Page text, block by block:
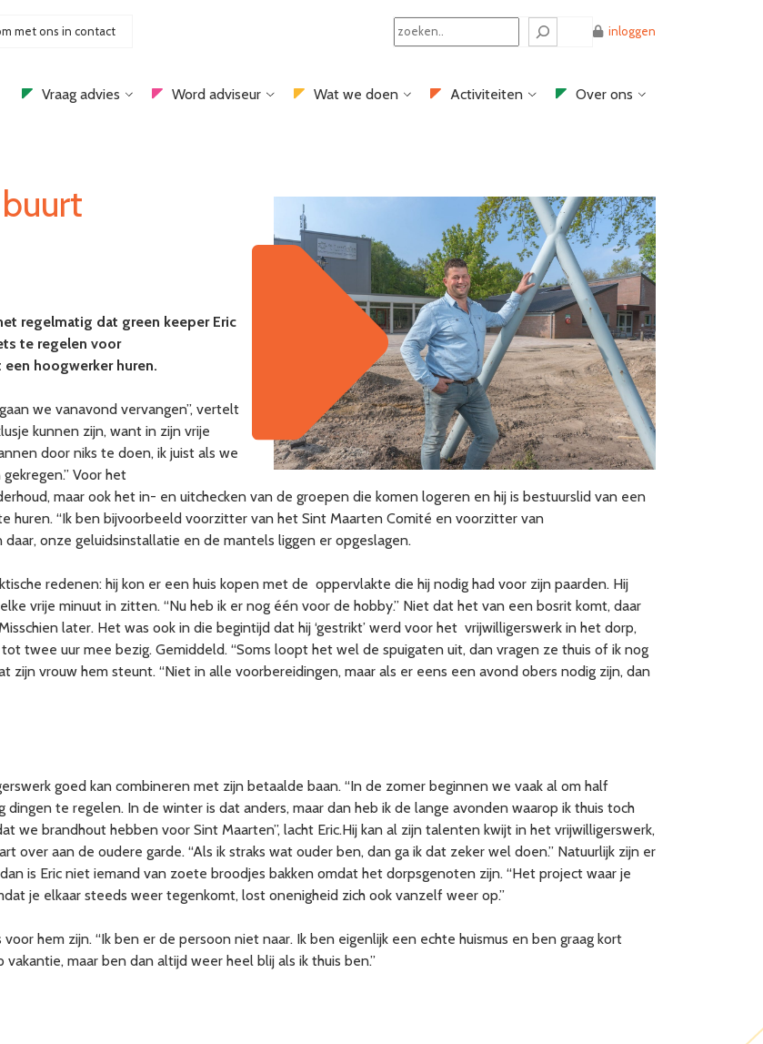
met ons in contact
Search
inloggen
Vraag advies Word adviseur Wat we doen Activiteiten Over ons
regelmatig dat green keeper Eric
te regelen voor
een hoogwerker huren.
we vanavond vervangen”, vertelt
kunnen zijn, want in zijn vrije
door niks te doen, ik juist als we
Voor het
maar ook het in- en uitchecken van de groepen die komen logeren en hij is bestuurslid van een
huren. “Ik ben bijvoorbeeld voorzitter van het Sint Maarten Comité en voorzitter van
onze geluidsinstallatie en de mantels liggen er opgeslagen.
redenen: hij kon er een huis kopen met de oppervlakte die hij nodig had voor zijn paarden. Hij
vrije minuut in zitten. “Nu heb ik er nog één voor de hobby.” Niet dat het van een bosrit komt, daar
later. Het was ook in die begintijd dat hij ‘gestrikt’ werd voor het vrijwilligerswerk in het dorp,
twee uur mee bezig. Gemiddeld. “Soms loopt het wel de spuigaten uit, dan vragen ze thuis of ik nog
zijn vrouw hem steunt. “Niet in alle voorbereidingen, maar als er eens een avond obers nodig zijn, dan
goed kan combineren met zijn betaalde baan. “In de zomer beginnen we vaak al om half
te regelen. In de winter is dat anders, maar dan heb ik de lange avonden waarop ik thuis toch
we brandhout hebben voor Sint Maarten”, lacht Eric.Hij kan al zijn talenten kwijt in het vrijwilligerswerk,
over aan de oudere garde. “Als ik straks wat ouder ben, dan ga ik dat zeker wel doen.” Natuurlijk zijn er
is Eric niet iemand van zoete broodjes bakken omdat het dorpsgenoten zijn. “Het project waar je
je elkaar steeds weer tegenkomt, lost onenigheid zich ook vanzelf weer op.”
hem zijn. “Ik ben er de persoon niet naar. Ik ben eigenlijk een echte huismus en ben graag kort
maar ben dan altijd weer heel blij als ik thuis ben.”